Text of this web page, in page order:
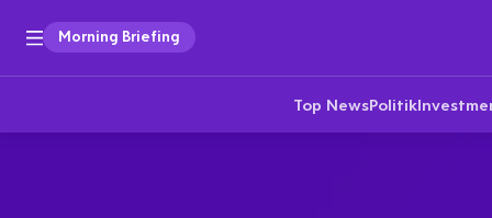
Morning Briefing
Top NewsPolitik